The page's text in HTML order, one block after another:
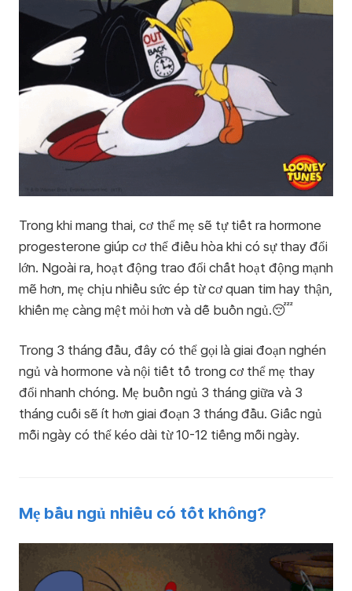
Trong khi mang thai, cơ thể mẹ sẽ tự tiết ra hormone
progesterone giúp cơ thể điều hòa khi có sự thay đổi
lớn. Ngoài ra, hoạt động trao đổi chất hoạt động mạnh
mẽ hơn, mẹ chịu nhiều sức ép từ cơ quan tim hay thận,
khiến mẹ càng mệt mỏi hơn và dễ buồn ngủ.😴
Trong 3 tháng đầu, đây có thể gọi là giai đoạn nghén
ngủ và hormone và nội tiết tố trong cơ thể mẹ thay
đổi nhanh chóng. Mẹ buồn ngủ 3 tháng giữa và 3
tháng cuối sẽ ít hơn giai đoạn 3 tháng đầu. Giấc ngủ
mỗi ngày có thể kéo dài từ 10-12 tiếng mỗi ngày.
Mẹ bầu ngủ nhiều có tốt không?